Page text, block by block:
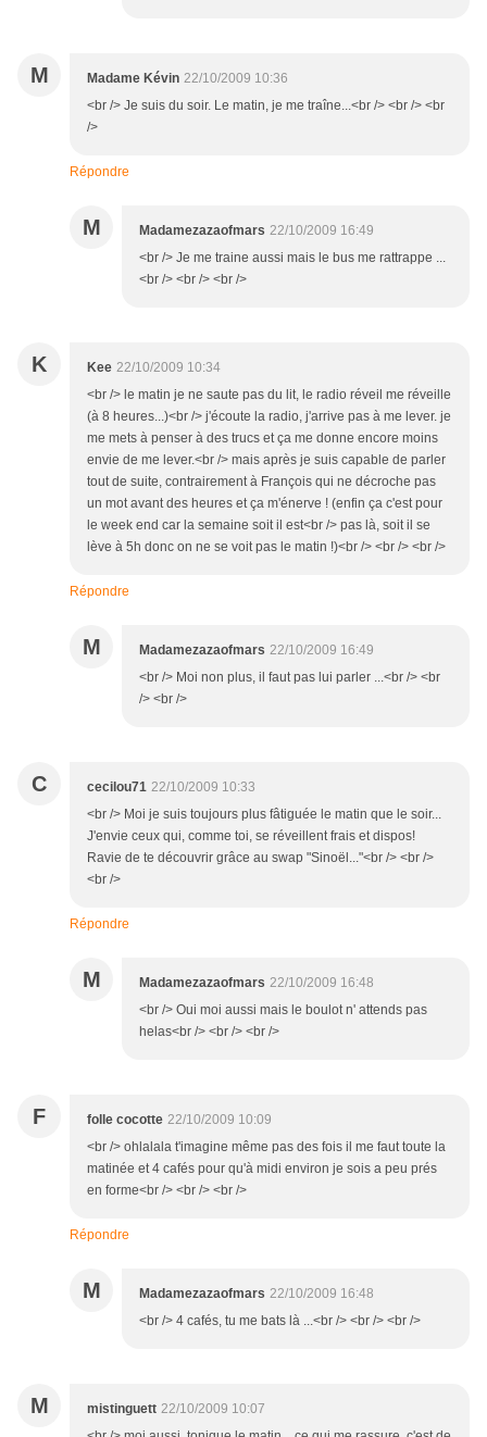
M Madame Kévin 22/10/2009 10:36
<br /> Je suis du soir. Le matin, je me traîne...<br /> <br /> <br
/>
Répondre
M Madamezazaofmars 22/10/2009 16:49
<br /> Je me traine aussi mais le bus me rattrappe ...
<br /> <br /> <br />
K Kee 22/10/2009 10:34
<br /> le matin je ne saute pas du lit, le radio réveil me réveille
(à 8 heures...)<br /> j'écoute la radio, j'arrive pas à me lever. je
me mets à penser à des trucs et ça me donne encore moins
envie de me lever.<br /> mais après je suis capable de parler
tout de suite, contrairement à François qui ne décroche pas
un mot avant des heures et ça m'énerve ! (enfin ça c'est pour
le week end car la semaine soit il est<br /> pas là, soit il se
lève à 5h donc on ne se voit pas le matin !)<br /> <br /> <br />
Répondre
M Madamezazaofmars 22/10/2009 16:49
<br /> Moi non plus, il faut pas lui parler ...<br /> <br
/> <br />
C cecilou71 22/10/2009 10:33
<br /> Moi je suis toujours plus fâtiguée le matin que le soir...
J'envie ceux qui, comme toi, se réveillent frais et dispos!
Ravie de te découvrir grâce au swap "Sinoël..."<br /> <br />
<br />
Répondre
M Madamezazaofmars 22/10/2009 16:48
<br /> Oui moi aussi mais le boulot n' attends pas
helas<br /> <br /> <br />
F folle cocotte 22/10/2009 10:09
<br /> ohlalala t'imagine même pas des fois il me faut toute la
matinée et 4 cafés pour qu'à midi environ je sois a peu prés
en forme<br /> <br /> <br />
Répondre
M Madamezazaofmars 22/10/2009 16:48
<br /> 4 cafés, tu me bats là ...<br /> <br /> <br />
M mistinguett 22/10/2009 10:07